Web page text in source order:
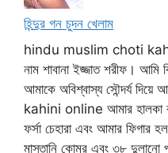
হিন্দুর গন চুদন খেলাম
hindu muslim choti kahini
নাম শাবানা ইজ্জাত শরীফ।
আমাকে অবিশ্বাস্য সৌন্দর্য
kahini online আমার হালকা
ফর্সা চেহারা এবং আমার
মাস্তানি কোমর এবং ৩৮ দুলানো